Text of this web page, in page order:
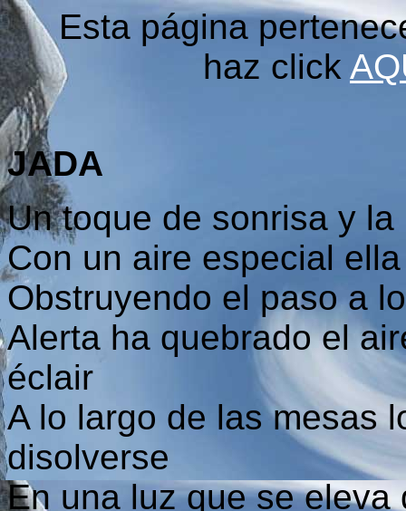
Esta página
haz click
JADA
Un toque de sonrisa y
Con un aire especial
Obstruyendo el paso a
Alerta ha quebrado el
éclair
A lo largo de las mesas
disolverse
En una luz que se